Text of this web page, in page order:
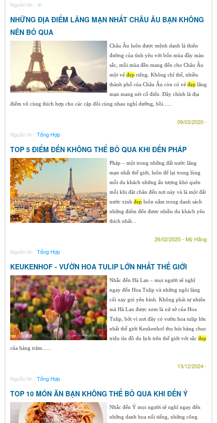
Nguồn tin : -/-
NHỮNG ĐỊA ĐIỂM LÃNG MẠN NHẤT CHÂU ÂU BẠN KHÔNG
NÊN BỎ QUA
Châu Âu luôn được mệnh danh là thiên
đường của tình yêu với bốn mùa đầy màu
sắc, mỗi mùa đều mang đến cho Châu Âu
một vẻ đẹp riêng. Không chỉ thế, nhiều
thành phố của Châu Âu còn có vẻ đẹp lãng
mạn mang nét cổ điển. Đây chính là địa
điểm vô cùng thích hợp cho các cặp đôi cùng nhau nghỉ dưỡng, bồi......
09/03/2020 -
Nguồn tin : Tổng Hợp
TOP 5 ĐIỂM ĐẾN KHÔNG THỂ BỎ QUA KHI ĐẾN PHÁP
Pháp – một trong những đất nước lãng
mạn nhất thế giới, luôn để lại trong lòng
mỗi du khách những ấn tượng khó quên
mỗi khi đặt chân đến nơi này và là một đất
nước xinh đẹp luôn nằm trong danh sách
những điểm đến được nhiều du khách yêu
thích nhất...
26/02/2020 - Mỹ Hằng
Nguồn tin : Tổng Hợp
KEUKENHOF - VƯỜN HOA TULIP LỚN NHẤT THẾ GIỚI
Nhắc đến Hà Lan – mọi người sẽ nghĩ
ngay đến Hoa Tulip và những ngôi làng
cối xay gió yên bình. Không phải tự nhiên
mà Hà Lan được xem là xứ sở của Hoa
Tulip, bởi vì nơi đây có vườn hoa tulip lớn
nhất thế giới Keukenhof thu hút hàng chục
triệu tín đồ du lịch trên thế giới với sắc đẹp
của hàng trăm......
13/12/2024 -
Nguồn tin : Tổng Hợp
TOP 10 MÓN ĂN BẠN KHÔNG THỂ BỎ QUA KHI ĐẾN Ý
Nhắc đến Ý mọi người sẽ nghĩ ngay đến
những danh họa nổi tiếng, những công